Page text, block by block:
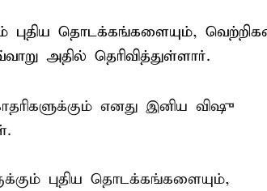
தொடக்கங்களையும்,
அதில் தெரிவித்துள்ளார்.
எனது இனிய விஷு
புதிய தொடக்கங்களையும்,